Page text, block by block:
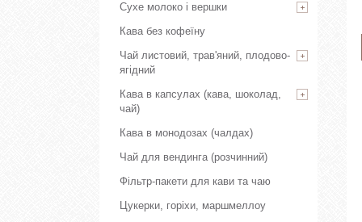
Сухе молоко і вершки
Кава без кофеїну
Чай листовий, трав'яний, плодово-
ягідний
Кава в капсулах (кава, шоколад,
чай)
Кава в монодозах (чалдах)
Чай для вендинга (розчинний)
Фільтр-пакети для кави та чаю
Цукерки, горіхи, маршмеллоу